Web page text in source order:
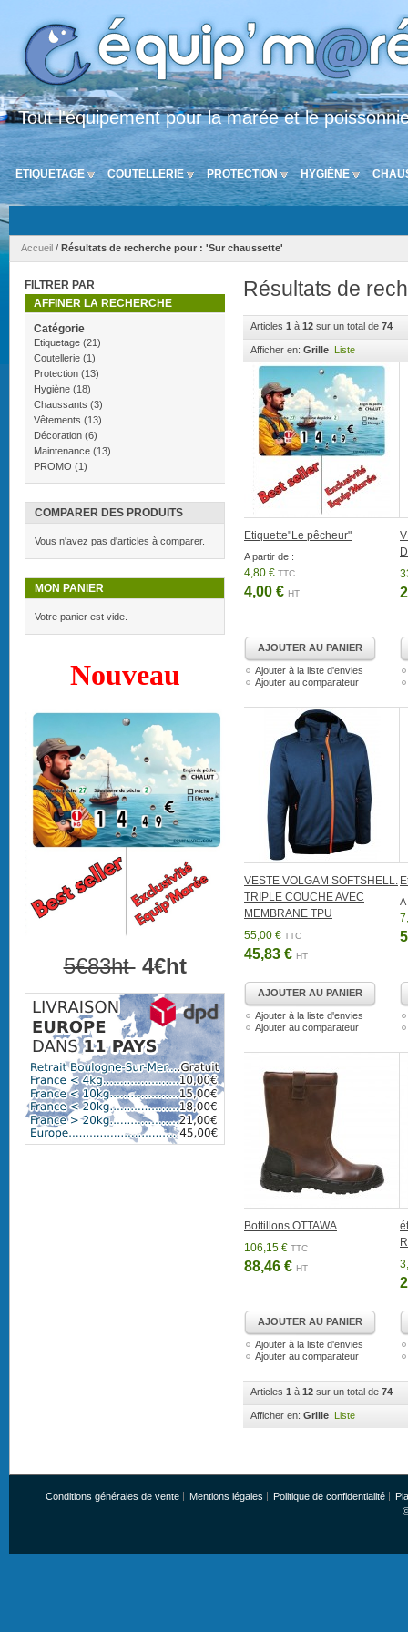
Tout l'équipement pour la marée et le
ETIQUETAGE COUTELLERIE PROTECTION HYGIÈNE
Accueil / Résultats de recherche pour : 'Sur chaussette'
Résultats de
Articles 1 à 12 sur un total de 74
Afficher en: Grille Liste
Etiquette"Le pêcheur"
A partir de :
4,80 € TTC
4,00 € HT
AJOUTER AU PANIER
Ajouter à la liste d'envies
Ajouter au comparateur
VESTE VOLGAM SOFTSHELL.
TRIPLE COUCHE AVEC
MEMBRANE TPU
55,00 € TTC
45,83 € HT
AJOUTER AU PANIER
Ajouter à la liste d'envies
Ajouter au comparateur
A
Bottillons OTTAWA
106,15 € TTC
88,46 € HT
AJOUTER AU PANIER
Ajouter à la liste d'envies
Ajouter au comparateur
Articles 1 à 12 sur un total de 74
Afficher en: Grille Liste
FILTRER PAR
AFFINER LA RECHERCHE
Catégorie
Etiquetage (21)
Coutellerie (1)
Protection (13)
Hygiène (18)
Chaussants (3)
Vêtements (13)
Décoration (6)
Maintenance (13)
PROMO (1)
COMPARER DES PRODUITS
Vous n'avez pas d'articles à comparer.
MON PANIER
Votre panier est vide.
Nouveau
5€83ht4€ht
Conditions générales de vente Mentions légales Politique de confidentialité